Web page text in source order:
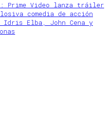
Prime Video lanza tráiler
comedia de acción
Idris Elba, John Cena y